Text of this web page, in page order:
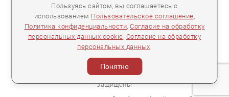
Пользуясь сайтом, вы соглашаетесь с
использованием Пользовательское соглашение
Политика конфиденциальности Согласие на обработку
персональных данных cookie Согласие на обработку
персональных данных
Понятно
заказать обратный звонок
пл. Победы, дом 2, корпус 2
Для спецификаций и предложений:info@mebelclub.ru
Выставленные на данном сайте предложения
публичной офертой не являются.
Количество товара ограничено.
2026 «Интерьерный салон №1» Все права
защищены